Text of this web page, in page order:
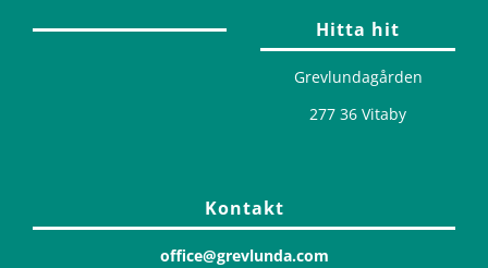
Hitta hit
Grevlundagården
277 36 Vitaby
Kontakt
office@grevlunda.com